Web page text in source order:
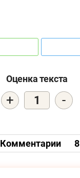
Оценка текста
+ 1 -
Комментарии 8